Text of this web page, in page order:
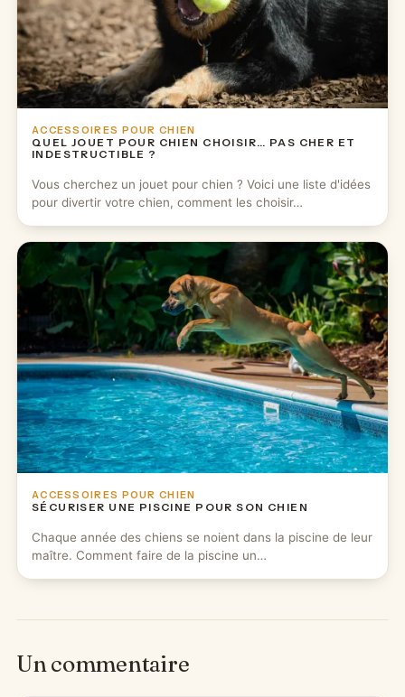
ACCESSOIRES POUR CHIEN
QUEL JOUET POUR CHIEN CHOISIR… PAS CHER ET
INDESTRUCTIBLE ?
Vous cherchez un jouet pour chien ? Voici une liste d'idées
pour divertir votre chien, comment les choisir…
ACCESSOIRES POUR CHIEN
SÉCURISER UNE PISCINE POUR SON CHIEN
Chaque année des chiens se noient dans la piscine de leur
maître. Comment faire de la piscine un…
Un commentaire